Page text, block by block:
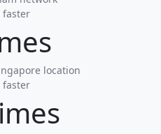
faster
location
faster